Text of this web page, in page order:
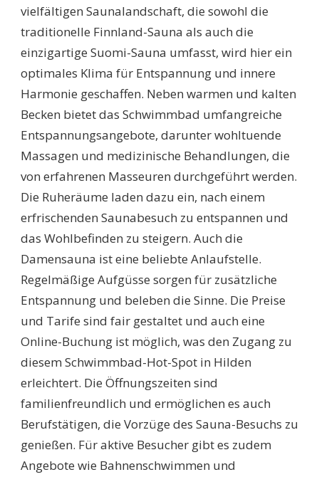
vielfältigen Saunalandschaft, die sowohl die
traditionelle Finnland-Sauna als auch die
einzigartige Suomi-Sauna umfasst, wird hier ein
optimales Klima für Entspannung und innere
Harmonie geschaffen. Neben warmen und kalten
Becken bietet das Schwimmbad umfangreiche
Entspannungsangebote, darunter wohltuende
Massagen und medizinische Behandlungen, die
von erfahrenen Masseuren durchgeführt werden.
Die Ruheräume laden dazu ein, nach einem
erfrischenden Saunabesuch zu entspannen und
das Wohlbefinden zu steigern. Auch die
Damensauna ist eine beliebte Anlaufstelle.
Regelmäßige Aufgüsse sorgen für zusätzliche
Entspannung und beleben die Sinne. Die Preise
und Tarife sind fair gestaltet und auch eine
Online-Buchung ist möglich, was den Zugang zu
diesem Schwimmbad-Hot-Spot in Hilden
erleichtert. Die Öffnungszeiten sind
familienfreundlich und ermöglichen es auch
Berufstätigen, die Vorzüge des Sauna-Besuchs zu
genießen. Für aktive Besucher gibt es zudem
Angebote wie Bahnenschwimmen und